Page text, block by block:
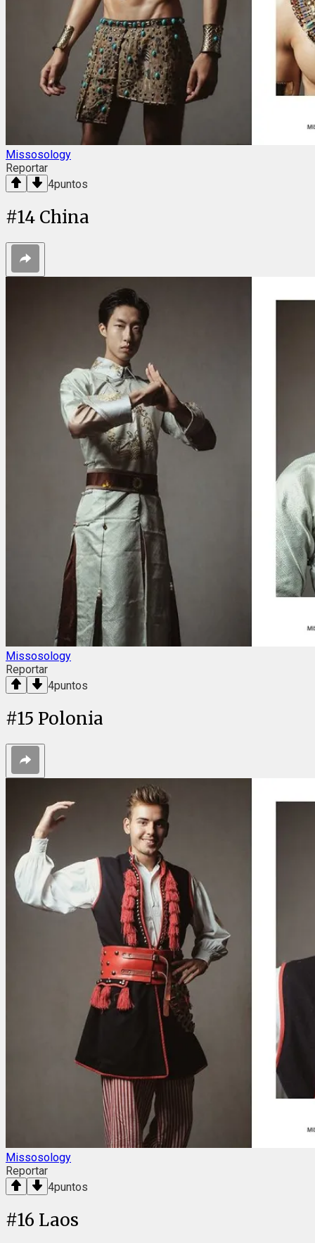
Missosology
Reportar
4puntos
#14 China
Missosology
Reportar
4puntos
#15 Polonia
Missosology
Reportar
4puntos
#16 Laos